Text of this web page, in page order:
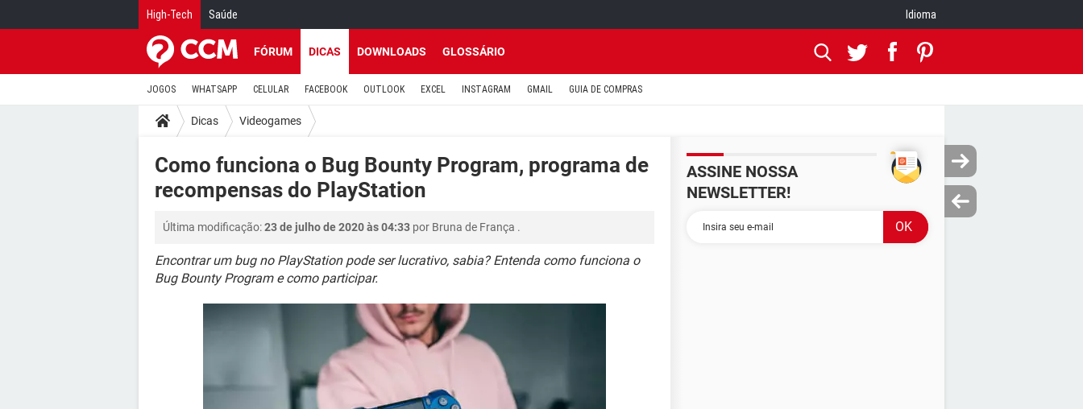
High-Tech Saúde Idioma
FÓRUM DICAS DOWNLOADS GLOSSÁRIO
JOGOS WHATSAPP CELULAR FACEBOOK OUTLOOK EXCEL INSTAGRAM GMAIL GUIA DE COMPRAS
Dicas Videogames
Como funciona o Bug Bounty Program, programa de
recompensas do PlayStation
Última modificação:23 de julho de 2020 às 04:33 por Bruna de França .
Encontrar um bug no PlayStation pode ser lucrativo, sabia? Entenda como funciona o
Bug Bounty Program e como participar.
ASSINE NOSSA
NEWSLETTER!